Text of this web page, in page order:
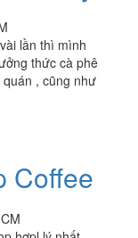
lần thì mình
thức cà phê
, cũng như
Coffee